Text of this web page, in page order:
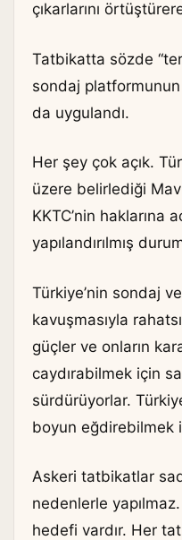
çıkarlarını
Tatbikatta sözde
sondaj platformunun
da uygulandı.
Her şey çok açık.
üzere belirlediği
KKTC’nin haklarına
yapılandırılmış
Türkiye’nin sondaj
kavuşmasıyla
güçler ve onların
caydırabilmek için
sürdürüyorlar.
boyun eğdirebilmek
Askeri tatbikatlar
nedenlerle
hedefi vardır. Her